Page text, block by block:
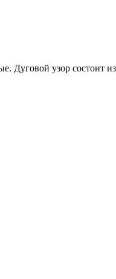
Дуговой узор состоит